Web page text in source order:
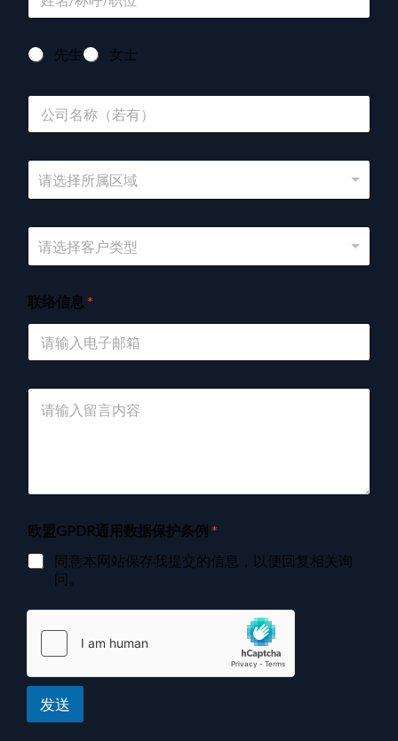
称
先生 女士
单
文
所
在
地
请选择所属区域
客
户
类
请选择客户类型
联络信息 *
留
欧盟GPDR通用数据保护条例 *
同意本网站保存我提交的信息，以便回复相关询
问。
发送